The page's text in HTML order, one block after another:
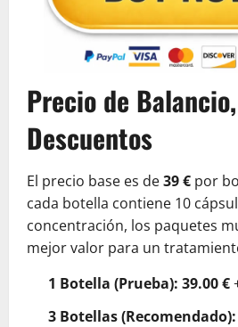
Precio de
Descuentos
El precio base es de39 € por
cada botella contiene 10
concentración, los paquetes
mejor valor para un
1 Botella (Prueba): 39.00 €
3 Botellas (Recomendado):